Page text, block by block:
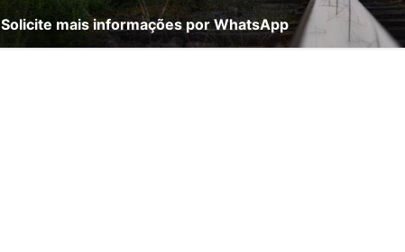
Solicite mais informações por WhatsApp